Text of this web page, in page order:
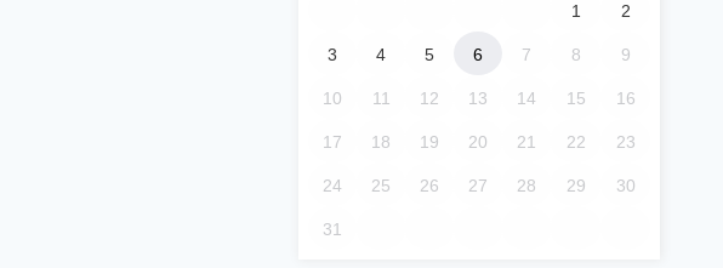
1 2
3 4 5 6 7 8 9
10 11 12 13 14 15 16
17 18 19 20 21 22 23
24 25 26 27 28 29 30
31